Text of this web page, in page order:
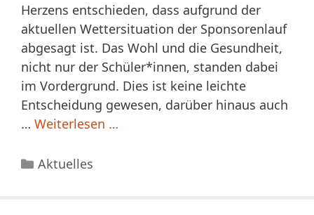
Herzens entschieden, dass aufgrund der
aktuellen Wettersituation der Sponsorenlauf
abgesagt ist. Das Wohl und die Gesundheit,
nicht nur der Schüler*innen, standen dabei
im Vordergrund. Dies ist keine leichte
Entscheidung gewesen, darüber hinaus auch
… Weiterlesen …
Kategorien
Aktuelles